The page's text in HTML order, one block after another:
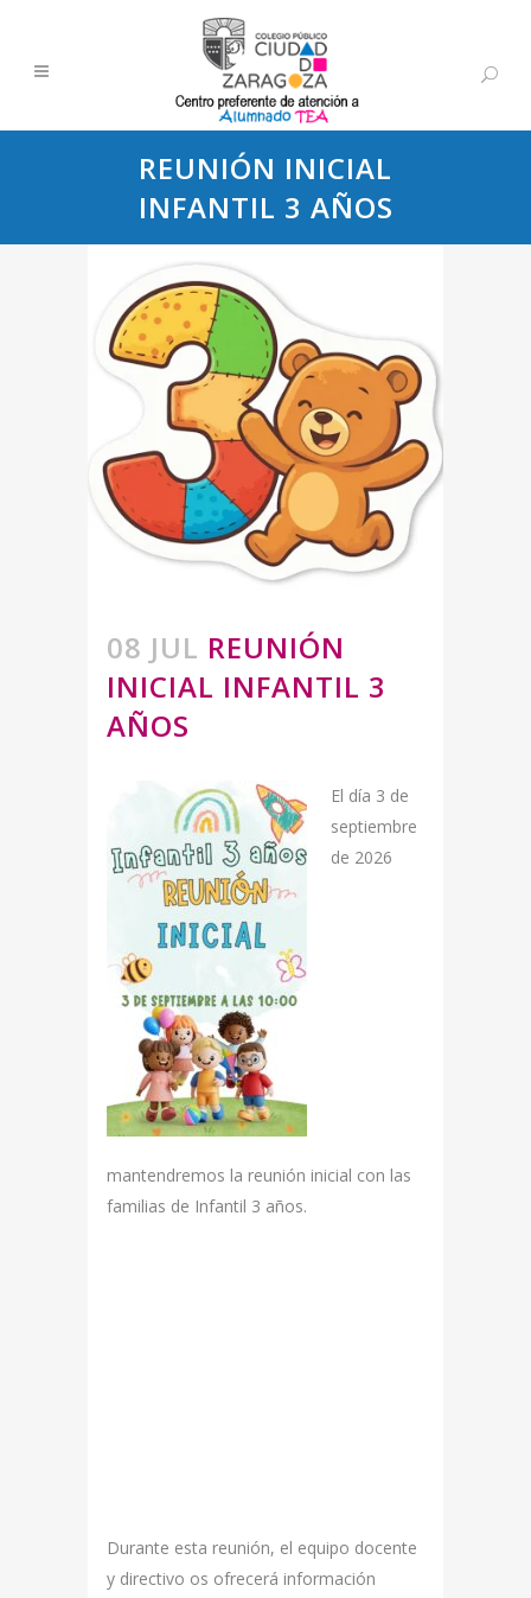
REUNIÓN INICIAL
INFANTIL 3 AÑOS
08 JUL REUNIÓN
INICIAL INFANTIL 3
AÑOS
El día 3 de
septiembre
de 2026
mantendremos la reunión inicial con las
familias de Infantil 3 años.
Durante esta reunión, el equipo docente
y directivo os ofrecerá información